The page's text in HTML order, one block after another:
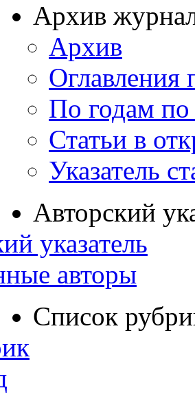
Архив
Архив
Оглавления
По годам по
Статьи в
Указатель
Авторский
указатель
авторы
Список